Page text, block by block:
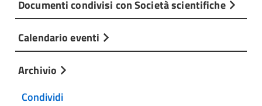
Documenti condivisi con Società scientifiche
Calendario eventi
Archivio
Condividi